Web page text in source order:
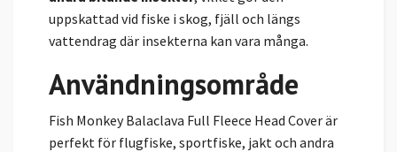
uppskattad vid fiske i skog, fjäll och längs
vattendrag där insekterna kan vara många.
Användningsområde
Fish Monkey Balaclava Full Fleece Head Cover är
perfekt för flugfiske, sportfiske, jakt och andra